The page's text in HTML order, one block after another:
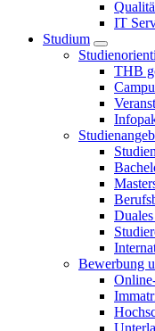
IT
Studium
THB
Bewerbung